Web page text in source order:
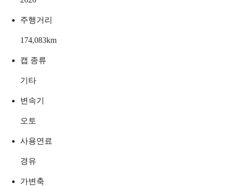
주행거리
174,083km
캡 종류
기타
변속기
오토
사용연료
경유
가변축